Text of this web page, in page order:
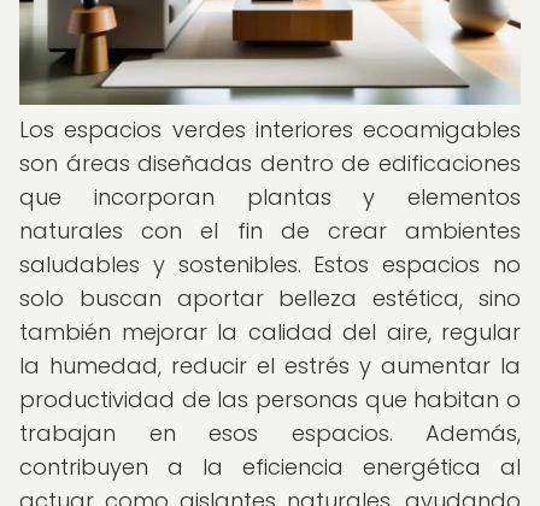
Los espacios verdes interiores ecoamigables
son áreas diseñadas dentro de edificaciones
que incorporan plantas y elementos
naturales con el fin de crear ambientes
saludables y sostenibles. Estos espacios no
solo buscan aportar belleza estética, sino
también mejorar la calidad del aire, regular
la humedad, reducir el estrés y aumentar la
productividad de las personas que habitan o
trabajan en esos espacios. Además,
contribuyen a la eficiencia energética al